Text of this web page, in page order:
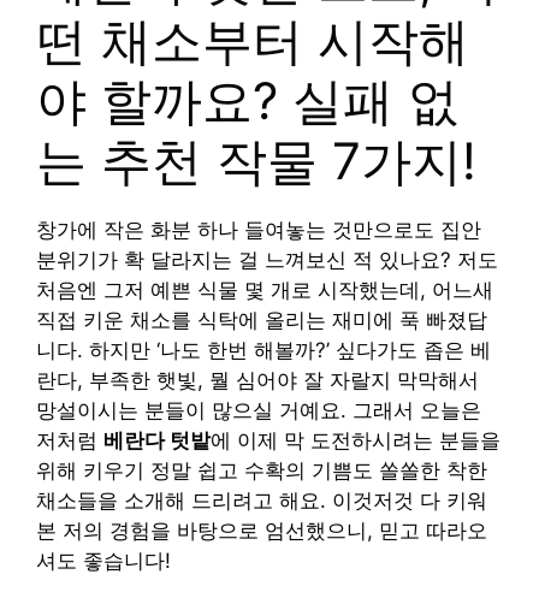
떤 채소부터 시작해
야 할까요? 실패 없
는 추천 작물 7가지!
창가에 작은 화분 하나 들여놓는 것만으로도 집안
분위기가 확 달라지는 걸 느껴보신 적 있나요? 저도
처음엔 그저 예쁜 식물 몇 개로 시작했는데, 어느새
직접 키운 채소를 식탁에 올리는 재미에 푹 빠졌답
니다. 하지만 ‘나도 한번 해볼까?’ 싶다가도 좁은 베
란다, 부족한 햇빛, 뭘 심어야 잘 자랄지 막막해서
망설이시는 분들이 많으실 거예요. 그래서 오늘은
저처럼 베란다 텃밭에 이제 막 도전하시려는 분들을
위해 키우기 정말 쉽고 수확의 기쁨도 쏠쏠한 착한
채소들을 소개해 드리려고 해요. 이것저것 다 키워
본 저의 경험을 바탕으로 엄선했으니, 믿고 따라오
셔도 좋습니다!